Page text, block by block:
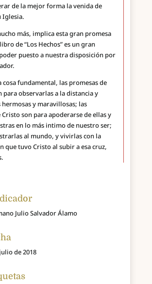
de la mejor forma la venida de
Iglesia.
más, implica esta gran promesa
de “Los Hechos” es un gran
puesto a nuestra disposición por
cosa fundamental, las promesas de
para observarlas a la distancia y
y maravillosas; las
Cristo son para apoderarse de ellas y
en lo más intimo de nuestro ser;
al mundo, y vivirlas con la
que tuvo Cristo al subir a esa cruz,
Julio Salvador Álamo
de 2018